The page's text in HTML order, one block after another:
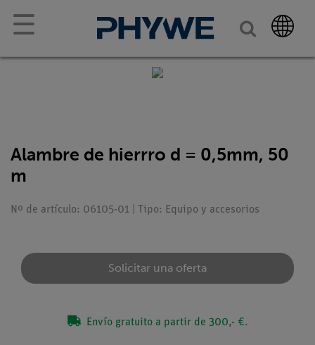
☰
Alambre de hierrro d = 0,5mm, 50
m
Nº de artículo: 06105-01 | Tipo: Equipo y accesorios
Solicitar una oferta
Envío gratuito a partir de 300,- €.